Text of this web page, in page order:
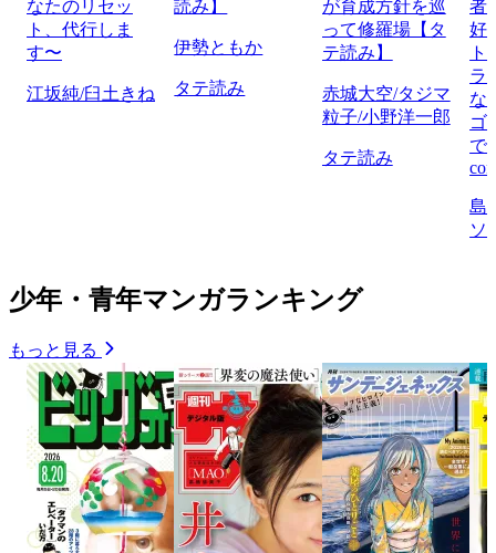
なたのリセッ
ト、代行しま
す〜
江坂純/臼土きね
読み】
伊勢ともか
タテ読み
が育成方針を巡
って修羅場【タ
テ読み】
赤城大空/タジマ
粒子/小野洋一郎
タテ読み
者
好
ト
ラ
な
ゴ
で
島
ソ
少年・青年マンガランキング
もっと見る